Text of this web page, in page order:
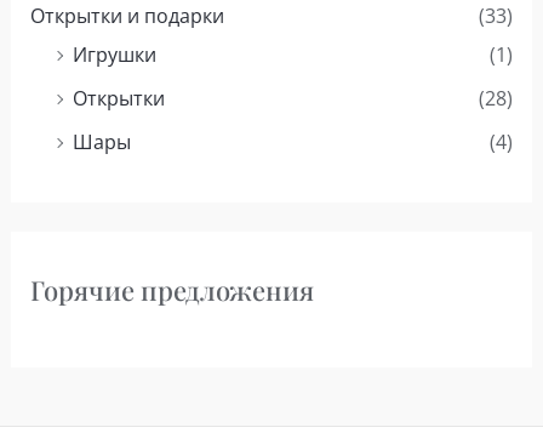
Открытки и подарки
(33)
Игрушки
(1)
Открытки
(28)
Шары
(4)
Горячие предложения